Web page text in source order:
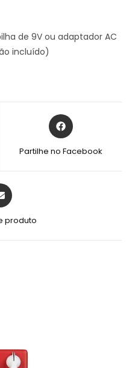
de 9V ou adaptador AC
incluído)
Partilhe no Facebook
produto